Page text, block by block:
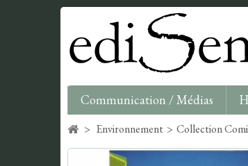
Communication / Médias
> Environnement > Collection